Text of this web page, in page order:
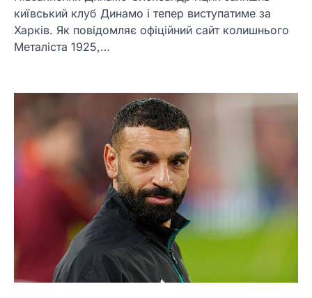
київський клуб Динамо і тепер виступатиме за
Харків. Як повідомляє офіційний сайт колишнього
Металіста 1925,…